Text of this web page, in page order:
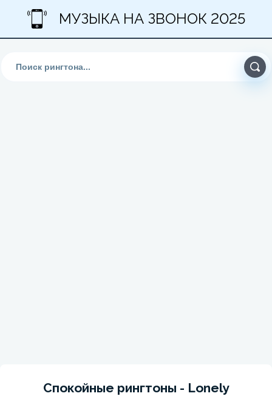
МУЗЫКА НА ЗВОНОК 2025
Спокойные рингтоны - Lonely